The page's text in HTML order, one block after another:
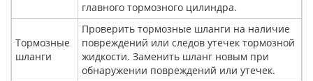
главного тормозного цилиндра.
Тормозные
шланги
Проверить тормозные шланги на наличие
повреждений или следов утечек тормозной
жидкости. Заменить шланг новым при
обнаружении повреждений или утечек.